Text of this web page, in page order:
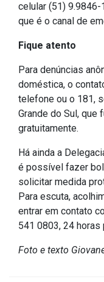
Diário Oficial (Novo)
Recursos
Processo
Seletivo
Concursos
Instruções
Licitações
Dispensas e
Chamamentos
Leis, Decretos e
celular (51) 9.9846-
que é o canal de
Fique atento
Para denúncias
doméstica, o
telefone ou o 181,
Grande do Sul, que
gratuitamente.
Há ainda a
é possível fazer
solicitar medida
Para escuta,
entrar em contato
541 0803, 24 horas
Foto e texto